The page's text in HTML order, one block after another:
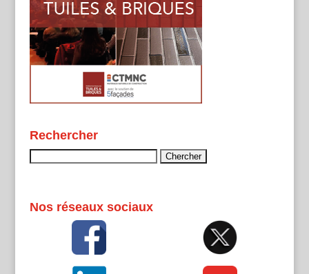
Rechercher
Nos réseaux sociaux